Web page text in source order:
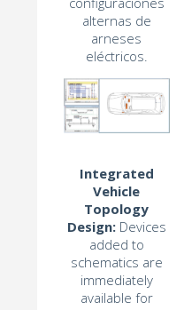
alternas de
arneses
eléctricos.
Integrated
Vehicle
Topology
Design:Devices
added to
schematics are
immediately
available for